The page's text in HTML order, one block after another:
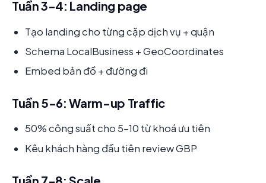
Tuần 3-4: Landing page
Tạo landing cho từng cặp dịch vụ + quận
Schema LocalBusiness + GeoCoordinates
Embed bản đồ + đường đi
Tuần 5-6: Warm-up Traffic
50% công suất cho 5-10 từ khoá ưu tiên
Kêu khách hàng đầu tiên review GBP